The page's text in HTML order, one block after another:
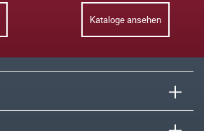
Kataloge ansehen